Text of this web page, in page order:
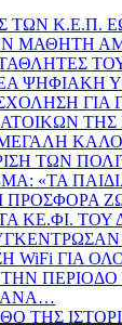
ΤΩΝ Κ.Ε.Π.
ΜΑΘΗΤΗ
ΨΗΦΙΑΚΗ
ΓΙΑ
ΤΗΣ
ΜΕΓΑΛΗ
ΤΩΝ
«ΤΑ
ΚΕ.ΦΙ.
ΓΙΑ
ΤΗΣ